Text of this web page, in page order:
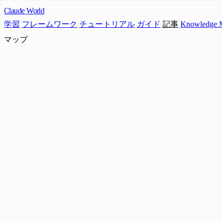
Claude World
学習 フレームワーク チュートリアル ガイド 記事 Knowledge
マップ